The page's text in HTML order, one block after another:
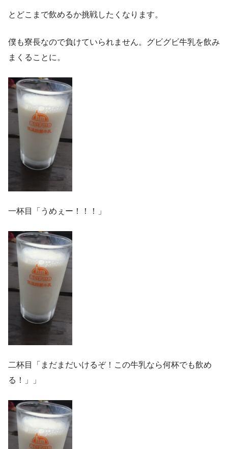
とどこまで飲めるか挑戦したくなります。
僕も寮長なので負けていられません。グビグビ牛乳を飲み
まくることに。
一杯目「うめぇー！！！」
二杯目「まだまだいけるぞ！この牛乳なら何杯でも飲め
る！」」